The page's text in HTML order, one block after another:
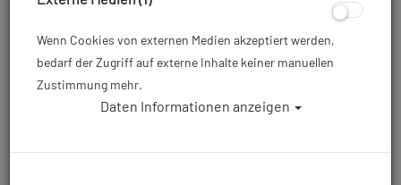
56,35 €*
Wenn Cookies von externen Medien akzeptiert werden,
bedarf der Zugriff auf externe Inhalte keiner manuellen
Zustimmung mehr.
Daten Informationen anzeigen